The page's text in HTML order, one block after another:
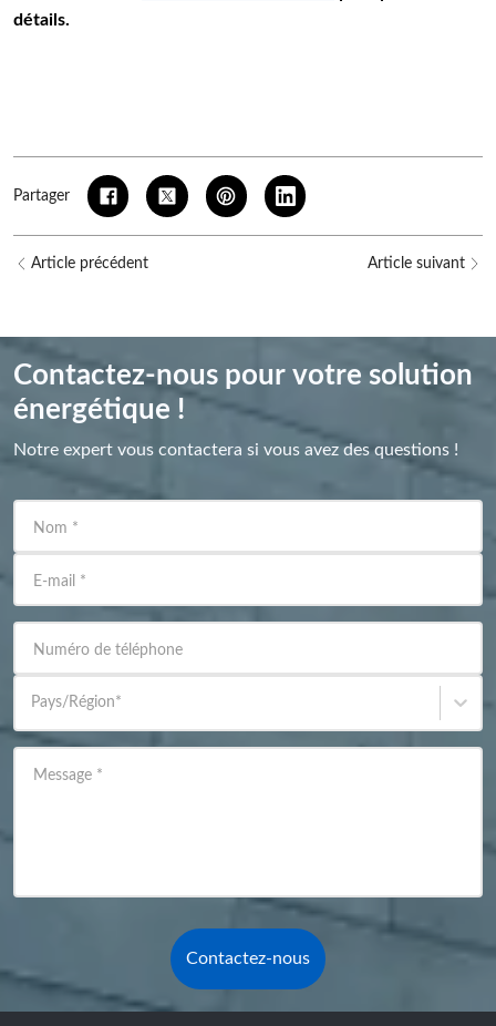
détails.
Partager
Article précédent Article suivant
Contactez-nous pour votre solution
énergétique !
Notre expert vous contactera si vous avez des questions !
Nom *
E-mail *
Numéro de téléphone
Pays/Région*
Message *
Contactez-nous